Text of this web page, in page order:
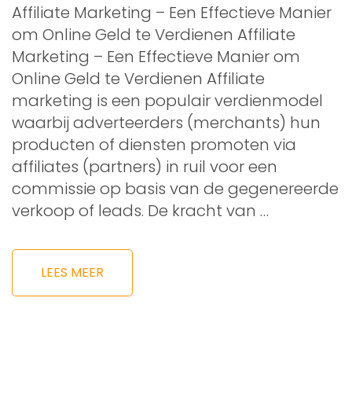
Affiliate Marketing – Een Effectieve Manier
om Online Geld te Verdienen Affiliate
Marketing – Een Effectieve Manier om
Online Geld te Verdienen Affiliate
marketing is een populair verdienmodel
waarbij adverteerders (merchants) hun
producten of diensten promoten via
affiliates (partners) in ruil voor een
commissie op basis van de gegenereerde
verkoop of leads. De kracht van …
LEES MEER